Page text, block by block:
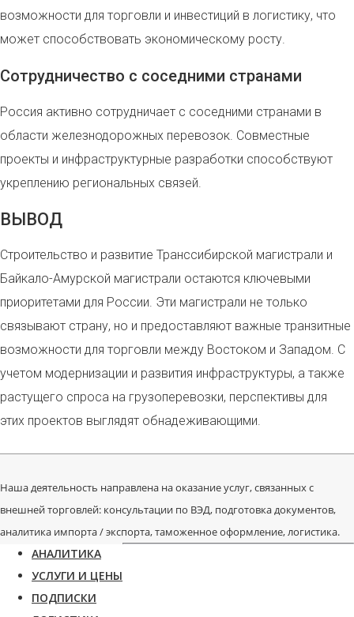
возможности для торговли и инвестиций в логистику, что
может способствовать экономическому росту.
Сотрудничество с соседними странами
Россия активно сотрудничает с соседними странами в
области железнодорожных перевозок. Совместные
проекты и инфраструктурные разработки способствуют
укреплению региональных связей.
ВЫВОД
Строительство и развитие Транссибирской магистрали и
Байкало-Амурской магистрали остаются ключевыми
приоритетами для России. Эти магистрали не только
связывают страну, но и предоставляют важные транзитные
возможности для торговли между Востоком и Западом. С
учетом модернизации и развития инфраструктуры, а также
растущего спроса на грузоперевозки, перспективы для
этих проектов выглядят обнадеживающими.
Наша деятельность направлена на оказание услуг, связанных с
внешней торговлей: консультации по ВЭД, подготовка документов,
аналитика импорта / экспорта, таможенное оформление, логистика.
АНАЛИТИКА
УСЛУГИ И ЦЕНЫ
ПОДПИСКИ